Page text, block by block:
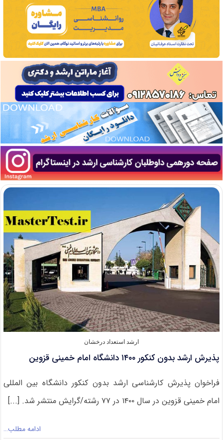
ارشد استعداد درخشان
پذیرش ارشد بدون کنکور ۱۴۰۰ دانشگاه امام خمینی قزوین
فراخوان پذیرش کارشناسی ارشد بدون کنکور دانشگاه بین المللی
امام خمینی قزوین در سال ۱۴۰۰ در ۷۷ رشته/گرایش منتشر شد. [...]
ادامه مطلب…